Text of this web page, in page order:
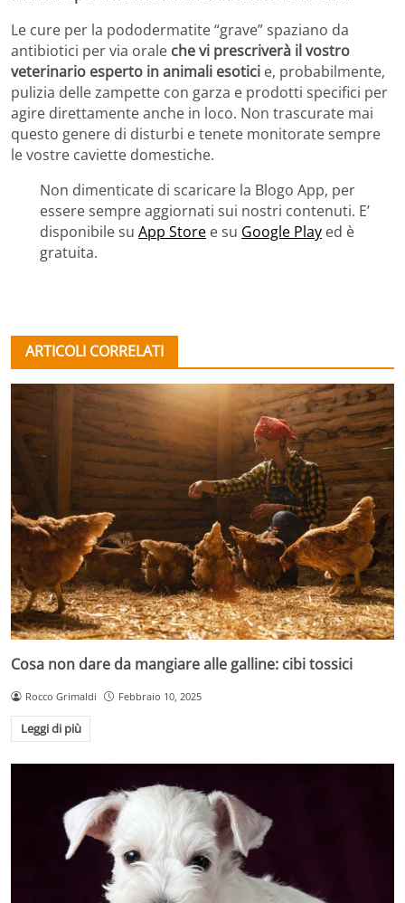
Le cure per la pododermatite “grave” spaziano da
antibiotici per via orale che vi prescriverà il vostro
veterinario esperto in animali esotici e, probabilmente,
pulizia delle zampette con garza e prodotti specifici per
agire direttamente anche in loco. Non trascurate mai
questo genere di disturbi e tenete monitorate sempre
le vostre caviette domestiche.
Non dimenticate di scaricare la Blogo App, per
essere sempre aggiornati sui nostri contenuti. E’
disponibile su App Store e su Google Play ed è
gratuita.
ARTICOLI CORRELATI
Cosa non dare da mangiare alle galline: cibi tossici
Rocco Grimaldi Febbraio 10, 2025
Leggi di più